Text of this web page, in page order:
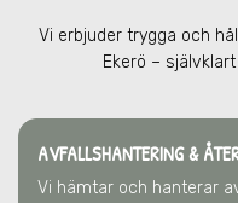
Vi erbjuder trygga och
Ekerö –
AVFALLSHANTERING &
Vi hämtar och hanterar